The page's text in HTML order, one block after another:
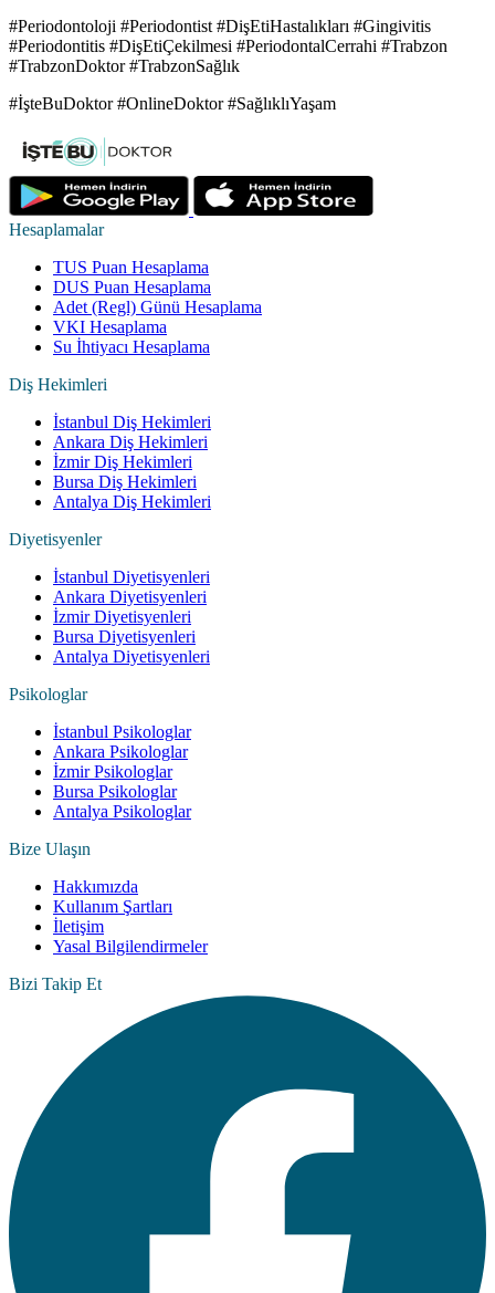
#Periodontoloji #Periodontist #DişEtiHastalıkları #Gingivitis
#Periodontitis #DişEtiÇekilmesi #PeriodontalCerrahi #Trabzon
#TrabzonDoktor #TrabzonSağlık
#İşteBuDoktor #OnlineDoktor #SağlıklıYaşam
Hesaplamalar
TUS Puan Hesaplama
DUS Puan Hesaplama
Adet (Regl) Günü Hesaplama
VKI Hesaplama
Su İhtiyacı Hesaplama
Diş Hekimleri
İstanbul Diş Hekimleri
Ankara Diş Hekimleri
İzmir Diş Hekimleri
Bursa Diş Hekimleri
Antalya Diş Hekimleri
Diyetisyenler
İstanbul Diyetisyenleri
Ankara Diyetisyenleri
İzmir Diyetisyenleri
Bursa Diyetisyenleri
Antalya Diyetisyenleri
Psikologlar
İstanbul Psikologlar
Ankara Psikologlar
İzmir Psikologlar
Bursa Psikologlar
Antalya Psikologlar
Bize Ulaşın
Hakkımızda
Kullanım Şartları
İletişim
Yasal Bilgilendirmeler
Bizi Takip Et